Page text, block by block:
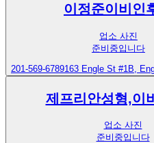
이정준이비인
업소 사진
준비중입니다
201-569-6789163 Engle St #1B,
제프리안성형,이
업소 사진
준비중입니다